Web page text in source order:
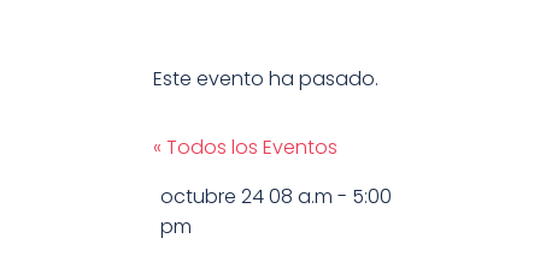
Este evento ha pasado.
« Todos los Eventos
octubre 2408 a.m - 5:00
pm